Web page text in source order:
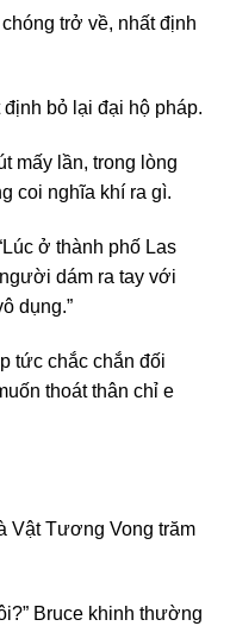
trở về, nhất định
bỏ lại đại hộ pháp.
mấy lần, trong lòng
coi nghĩa khí ra gì.
ở thành phố Las
dám ra tay với
dụng.”
tức chắc chắn đối
thoát thân chỉ e
Vật Tương Vong trăm
Bruce khinh thường